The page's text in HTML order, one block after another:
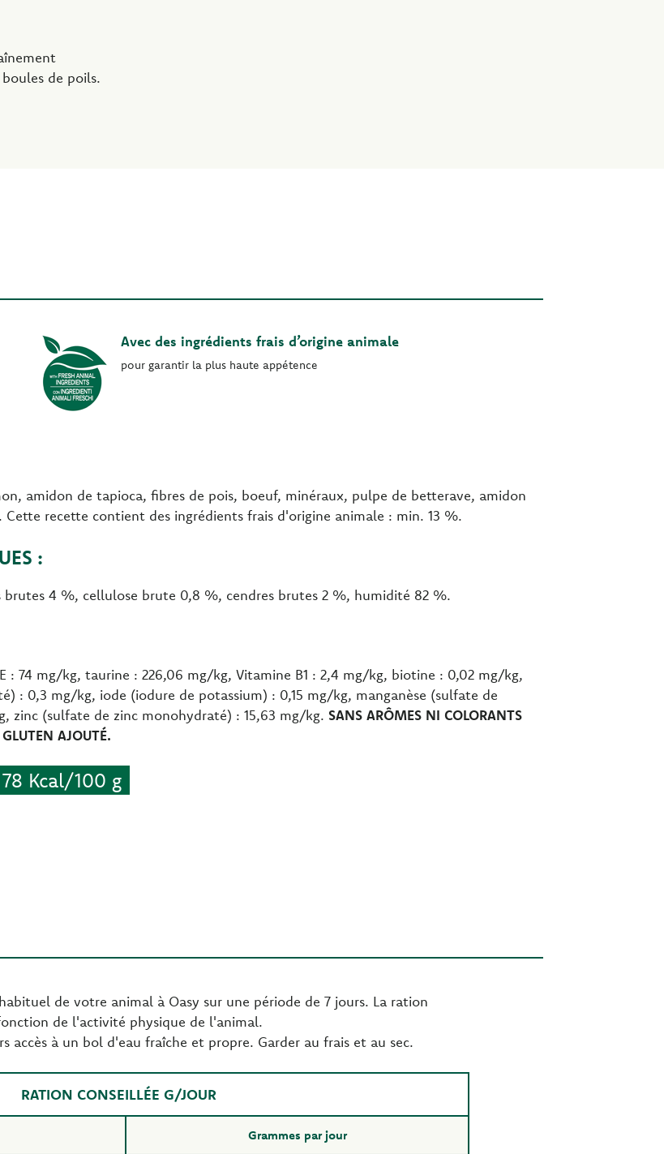
de poils.
Avec des ingrédients frais d’origine animale
pour garantir la plus haute appétence
amidon de tapioca, fibres de pois, boeuf, minéraux, pulpe de betterave, amidon
recette contient des ingrédients frais d'origine animale : min. 13 %.
:
brutes 4 %, cellulose brute 0,8 %, cendres brutes 2 %, humidité 82 %.
: 74 mg/kg, taurine : 226,06 mg/kg, Vitamine B1 : 2,4 mg/kg, biotine : 0,02 mg/kg,
: 0,3 mg/kg, iode (iodure de potassium) : 0,15 mg/kg, manganèse (sulfate de
zinc (sulfate de zinc monohydraté) : 15,63 mg/kg. SANS ARÔMES NI COLORANTS
AJOUTÉ.
78 Kcal/100 g
de votre animal à Oasy sur une période de 7 jours. La ration
de l'activité physique de l'animal.
accès à un bol d'eau fraîche et propre. Garder au frais et au sec.
RATION CONSEILLÉE G/JOUR
Grammes par jour